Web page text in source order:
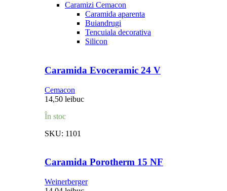
Caramizi Cemacon
Caramida aparenta
Buiandrugi
Tencuiala decorativa
Silicon
Caramida Evoceramic 24 V
Cemacon
14,50 leibuc
În stoc
SKU: 1101
Caramida Porotherm 15 NF
Weinerberger